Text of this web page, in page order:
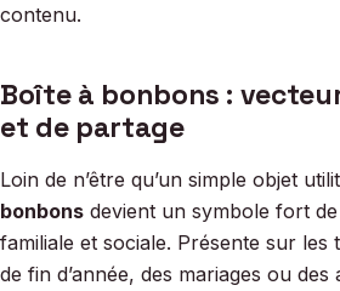
contenu.
Boîte à bonbons :
et de partage
Loin de n’être qu’un simple objet
bonbons devient un symbole fort
familiale et sociale. Présente sur les
de fin d’année, des mariages ou des